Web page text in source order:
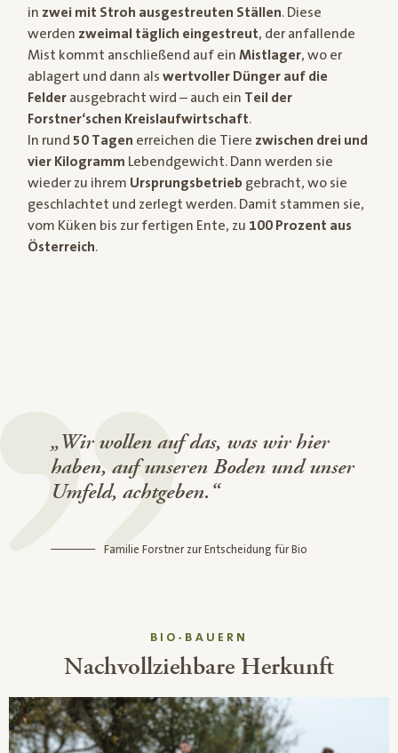
in zwei mit Stroh ausgestreuten Ställen. Diese
werden zweimal täglich eingestreut, der anfallende
Mist kommt anschließend auf ein Mistlager, wo er
ablagert und dann als wertvoller Dünger auf die
Felderausgebracht wird – auch ein Teil der
Forstner‘schen Kreislaufwirtschaft.
In rund 50 Tagen erreichen die Tiere zwischen drei und
vier Kilogramm Lebendgewicht. Dann werden sie
wieder zu ihrem Ursprungsbetrieb gebracht, wo sie
geschlachtet und zerlegt werden. Damit stammen sie,
vom Küken bis zur fertigen Ente, zu 100 Prozent aus
Österreich.
„Wir wollen auf das, was wir hier
haben, auf unseren Boden und unser
Umfeld, achtgeben.“
Familie Forstner zur Entscheidung für Bio
BIO-BAUERN
Nachvollziehbare Herkunft